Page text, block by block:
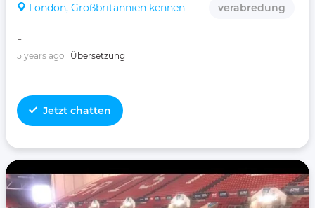
London, Großbritannien kennen verabredung
-
5 years ago Übersetzung
Jetzt chatten